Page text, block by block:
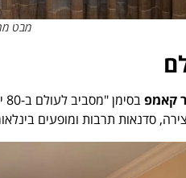
מבט
קאמפ
סדנאות תרבות ומופעים